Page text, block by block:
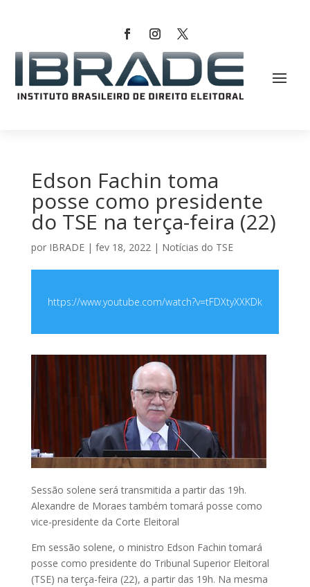
Edson Fachin toma
posse como presidente
do TSE na terça-feira (22)
por IBRADE| fev 18, 2022| Notícias do TSE
https://www.youtube.com/watch?v=tFDXtyXXKDk
Sessão solene será transmitida a partir das 19h.
Alexandre de Moraes também tomará posse como
vice-presidente da Corte Eleitoral
Em sessão solene, o ministro Edson Fachin tomará
posse como presidente do Tribunal Superior Eleitoral
(TSE) na terça-feira (22), a partir das 19h. Na mesma